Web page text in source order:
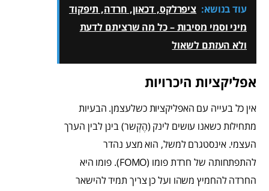
עוד בנושא: ציפרלקס, דכאון, חרדה, תיפקוד
מיני וסמי מסיבות – כל מה שרציתם לדעת
ולא העזתם לשאול
אפליקציות היכרויות
אין כל בעייה עם האפליקציות כשלעצמן. הבעיות
מתחילות כשאנו עושים לינק (הֶקְשר) בינן לבין הערך
העצמי. אינסטגרם למשל, הוא מצע נהדר
להתפתחותה של חרדת פומו (FOMO). פומו היא
החרדה להחמיץ משהו ועל כן צריך תמיד להישאר